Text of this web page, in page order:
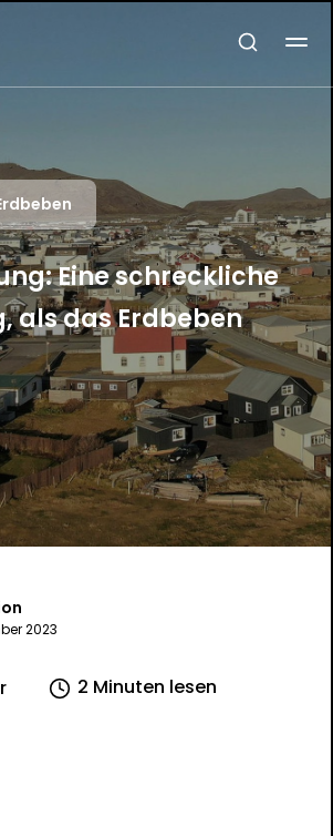
Eine schreckliche
als das Erdbeben
2023
2 Minuten lesen